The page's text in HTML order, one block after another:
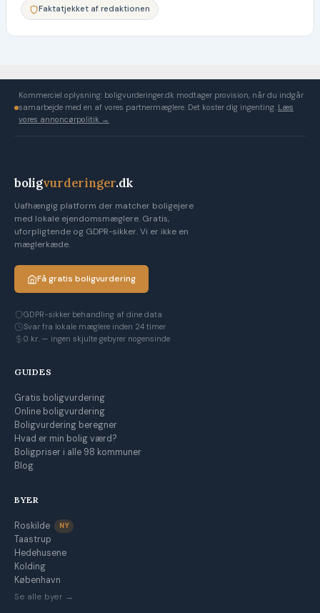
Faktatjekket af redaktionen
Kommerciel oplysning: boligvurderinger.dk modtager provision, når du indgår
samarbejde med en af vores partnermæglere. Det koster dig ingenting. Læs
vores annoncørpolitik →
boligvurderinger.dk
Uafhængig platform der matcher boligejere
med lokale ejendomsmæglere. Gratis,
uforpligtende og GDPR-sikker. Vi er ikke en
mæglerkæde.
Få gratis boligvurdering
GDPR-sikker behandling af dine data
Svar fra lokale mæglere inden 24 timer
0 kr. — ingen skjulte gebyrer nogensinde
GUIDES
Gratis boligvurdering
Online boligvurdering
Boligvurdering beregner
Hvad er min bolig værd?
Boligpriser i alle 98 kommuner
Blog
BYER
Roskilde NY
Taastrup
Hedehusene
Kolding
København
Se alle byer →